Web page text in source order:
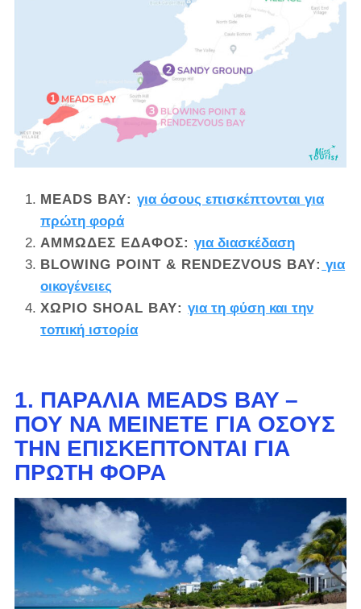
MEADS BAY:για όσους επισκέπτονται για
πρώτη φορά
ΑΜΜΏΔΕΣ ΈΔΑΦΟΣ:για διασκέδαση
BLOWING POINT & RENDEZVOUS BAY: για
οικογένειες
ΧΩΡΙΌ SHOAL BAY:για τη φύση και την
τοπική ιστορία
1. ΠΑΡΑΛΊΑ MEADS BAY –
ΠΟΎ ΝΑ ΜΕΊΝΕΤΕ ΓΙΑ ΌΣΟΥΣ
ΤΗΝ ΕΠΙΣΚΈΠΤΟΝΤΑΙ ΓΙΑ
ΠΡΏΤΗ ΦΟΡΆ